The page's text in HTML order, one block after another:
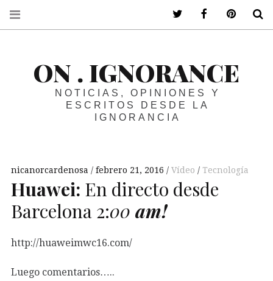
ON . IGNORANCE
NOTICIAS, OPINIONES Y
ESCRITOS DESDE LA
IGNORANCIA
nicanorcardenosa febrero 21, 2016 Vídeo Tecnología
Huawei: En directo desde
Barcelona 2:00 am!
http://huaweimwc16.com/
Luego comentarios…..
ir a mi twitterir a mi facebook
ir a mi